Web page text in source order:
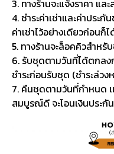
3. ทางร้านจะแจ้งราคา แล
4. ชำระค่าเช่าและค่าประ
ค่าเช่าไว้อย่างเดียวก่อนก็ไ
5. ทางร้านจะล็อคคิวสำหรั
6. รับชุดตามวันที่ได้ตกลง
ชำระก่อนรับชุด (ชำระล่วง
7. คืนชุดตามวันที่กำหนด
สมบูรณ์ดี จะโอนเงินประกั